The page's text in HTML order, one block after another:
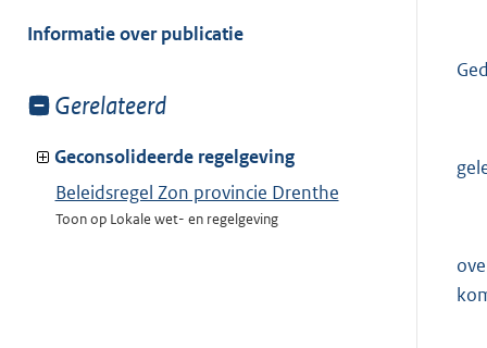
van:
Informatie over publicatie
Toon
van:
Gerelateerd
Geconsolideerde regelgeving
Beleidsregel Zon provincie Drenthe
Toon op Lokale wet- en regelgeving